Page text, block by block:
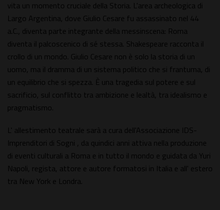
vita un momento cruciale della Storia. L'area archeologica di
Largo Argentina, dove Giulio Cesare fu assassinato nel 44
a.C., diventa parte integrante della messinscena: Roma
diventa il palcoscenico di sé stessa. Shakespeare racconta il
crollo di un mondo. Giulio Cesare non è solo la storia di un
uomo, ma il dramma di un sistema politico che si frantuma, di
un equilibrio che si spezza. È una tragedia sul potere e sul
sacrificio, sul conflitto tra ambizione e lealtà, tra idealismo e
pragmatismo.
L' allestimento teatrale sarà a cura dell'Associazione IDS-
Imprenditori di Sogni , da quindici anni attiva nella produzione
di eventi culturali a Roma e in tutto il mondo e guidata da Yuri
Napoli, regista, attore e autore formatosi in Italia e all' estero
tra New York e Londra.